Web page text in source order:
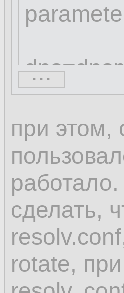
When
in the /
Both the
services
...
при этом,
сделать,
rotate,